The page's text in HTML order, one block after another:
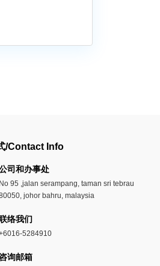
/Contact Info
司和办事处​
No 95 ,jalan serampang, taman sri tebrau
johor bahru, malaysia
络我们
5284910
​咨询邮箱